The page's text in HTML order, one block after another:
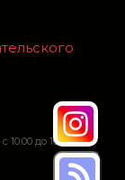
10:00 до 16:00